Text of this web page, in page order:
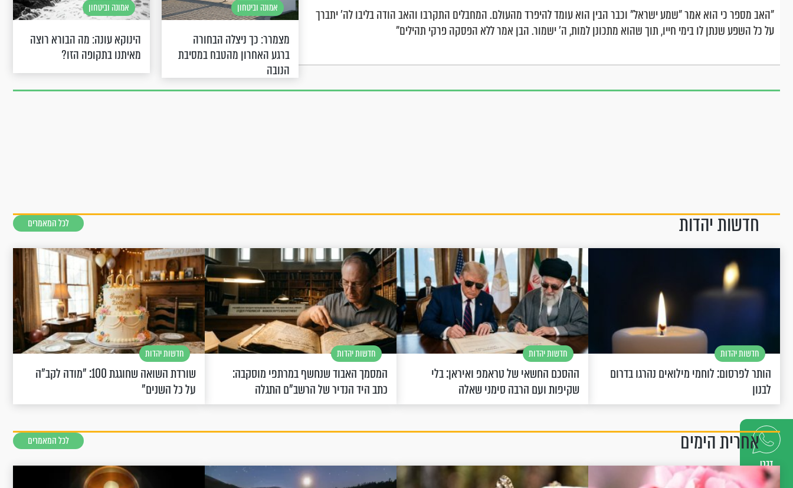
דברו
איתנו
"האב מספר כי הוא אמר "שמע ישראל" וכבר הבין הוא עומד להיפרד מהעולם. המחבלים התקרבו והאב הודה בליבו לה' יתברך
על כל השפע שנתן לו בימי חייו, תוך שהוא מתכונן למות, ה' ישמור. הבן אמר ללא הפסקה פרקי תהילים"
אמונה וביטחון
מצמרר: כך ניצלה הבחורה
ברגע האחרון מהטבח במסיבת
הנובה
אמונה וביטחון
הינוקא עונה: מה הבורא רוצה
מאיתנו בתקופה הזו?
חדשות יהדות לכל המאמרים
חדשות יהדות
הותר לפרסום: לוחמי מילואים נהרגו בדרום
לבנון
חדשות יהדות
ההסכם החשאי של טראמפ ואיראן: בלי
שקיפות ועם הרבה סימני שאלה
חדשות יהדות
המסמך האבוד שנחשף במרתפי מוסקבה:
כתב היד הנדיר של הרשב"ם התגלה
חדשות יהדות
שורדת השואה שחוגגת 100: "מודה לקב"ה
על כל השנים"
אחרית הימים לכל המאמרים